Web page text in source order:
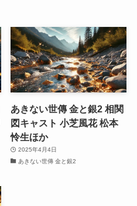
あきない世傳 金と銀2 相関
図キャスト 小芝風花 松本
怜生ほか
2025年4月4日
あきない世傳 金と銀2